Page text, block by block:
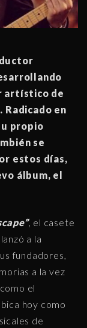
artístico de
en
propio
se
estos días,
álbum, el
, el casete
a la
fundadores,
a la vez
el
hoy como
de